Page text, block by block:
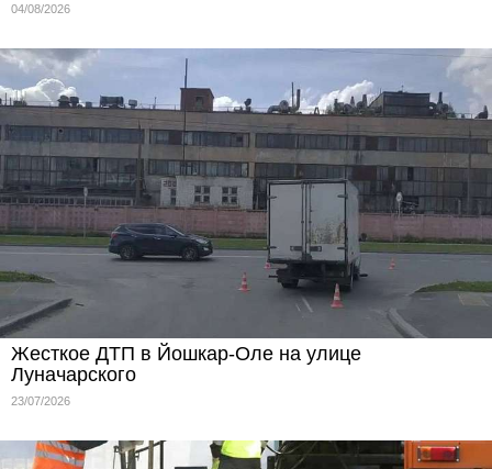
04/08/2026
Жесткое ДТП в Йошкар-Оле на улице
Луначарского
23/07/2026